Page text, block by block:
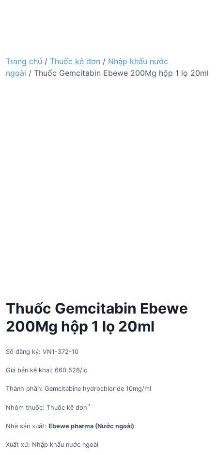
Trang chủ / Thuốc kê đơn / Nhập khẩu nước
ngoài / Thuốc Gemcitabin Ebewe 200Mg hộp 1 lọ 20ml
Thuốc Gemcitabin Ebewe
200Mg hộp 1 lọ 20ml
Số đăng ký: VN1-372-10
Giá bán kê khai: 660,528/lọ
Thành phần: Gemcitabine hydrochloride 10mg/ml
Nhóm thuốc: Thuốc kê đơn *
Nhà sản xuất: Ebewe pharma (Nước ngoài)
Xuất xứ: Nhập khẩu nước ngoài